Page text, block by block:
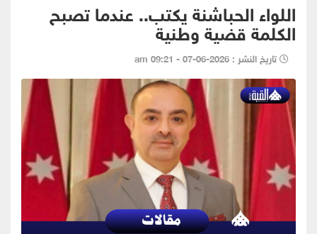
اللواء الحباشنة يكتب.. عندما تصبح
الكلمة قضية وطنية
تاريخ النشر : 2026-06-07 - 09:21 am